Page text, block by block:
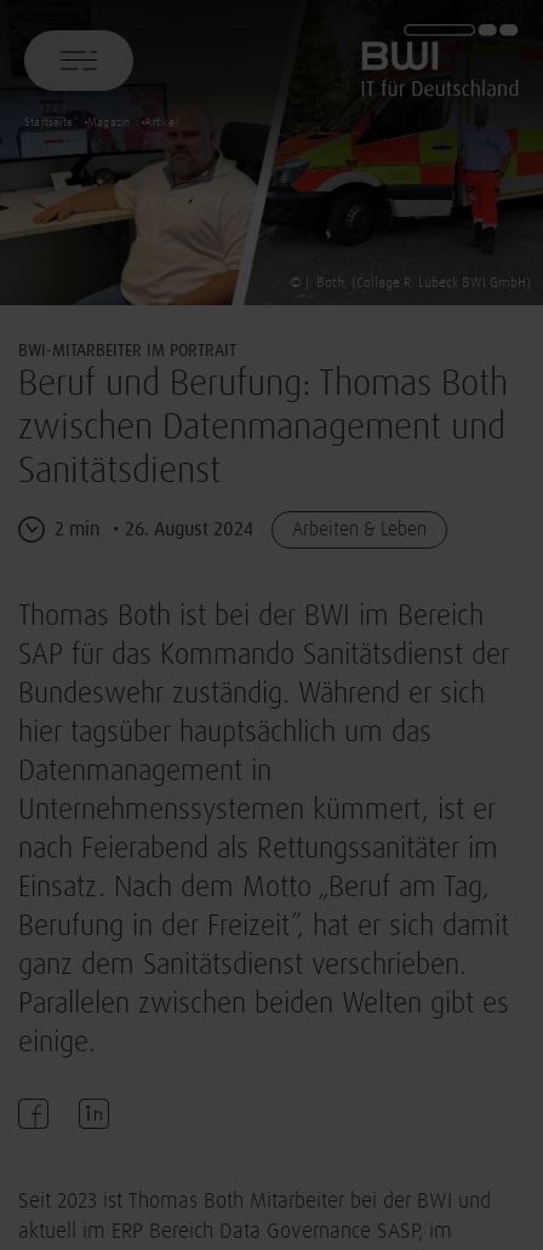
BWI GmbH
Startseite Magazin Artikel
© J. Both, (Collage R. Lübeck BWI GmbH)
BWI-MITARBEITER IM PORTRAIT
Beruf und Berufung: Thomas Both
zwischen Datenmanagement und
Sanitätsdienst
2 min 26. August 2024 Arbeiten & Leben
Thomas Both ist bei der BWI im Bereich
SAP für das Kommando Sanitätsdienst der
Bundeswehr zuständig. Während er sich
hier tagsüber hauptsächlich um das
Datenmanagement in
Unternehmenssystemen kümmert, ist er
nach Feierabend als Rettungssanitäter im
Einsatz. Nach dem Motto „Beruf am Tag,
Berufung in der Freizeit”, hat er sich damit
ganz dem Sanitätsdienst verschrieben.
Parallelen zwischen beiden Welten gibt es
einige.
Seit 2023 ist Thomas Both Mitarbeiter bei der BWI und
aktuell im ERP Bereich Data Governance SASP, im